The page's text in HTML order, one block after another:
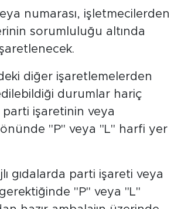
numarası, işletmecilerden
sorumluluğu altında
diğer işaretlemelerden
durumlar hariç
işaretinin veya
önünde "P" veya "L" harfi yer
gıdalarda parti işareti veya
"P" veya "L"